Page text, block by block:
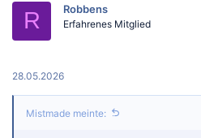
:
R Robbens
Erfahrenes Mitglied
28.05.2026
Mistmade meinte: